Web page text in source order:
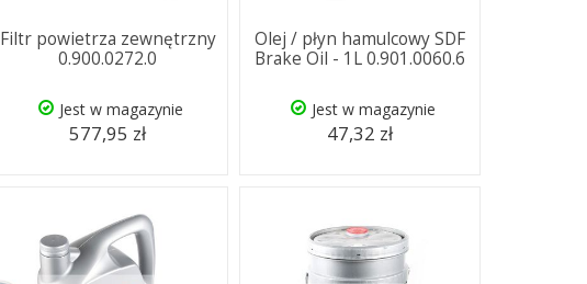
Filtr powietrza zewnętrzny
0.900.0272.0
Jest w magazynie
577,95 zł
Olej / płyn hamulcowy SDF
Brake Oil - 1L 0.901.0060.6
Jest w magazynie
47,32 zł